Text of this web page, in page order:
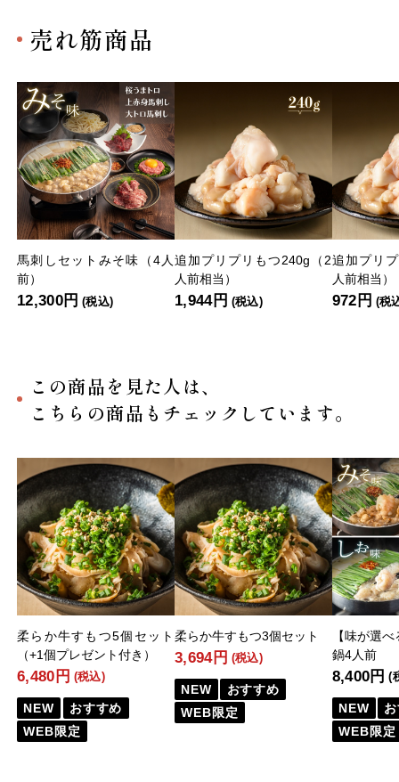
売れ筋商品
馬刺しセットみそ味（4人
前）
12,300円 (税込)
追加プリプリもつ240g（2
人前相当）
1,944円 (税込)
追加プリ
人前相当）
972円 (税
この商品を見た人は、
こちらの商品もチェックしています。
柔らか牛すもつ5個セット
（+1個プレゼント付き）
6,480円 (税込)
NEW
おすすめ
WEB限定
柔らか牛すもつ3個セット
3,694円 (税込)
NEW
おすすめ
WEB限定
【味が選
鍋4人前
8,400円 (
NEW
WEB限定